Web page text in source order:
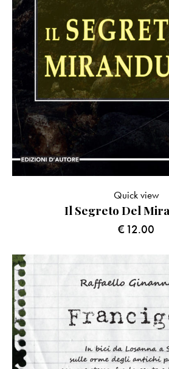
Il Segreto Del
€12.00
Quick view